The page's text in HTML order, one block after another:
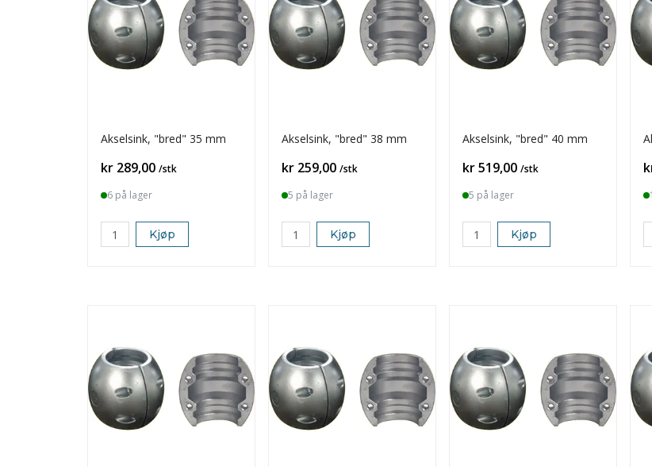
Akselsink, "bred" 35 mm
Pris
kr 289,00 /stk
6 på lager
Kjøp
Akselsink, "bred" 38 mm
Pris
kr 259,00 /stk
5 på lager
Kjøp
Akselsink, "bred" 40 mm
Pris
kr 519,00 /stk
5 på lager
Kjøp